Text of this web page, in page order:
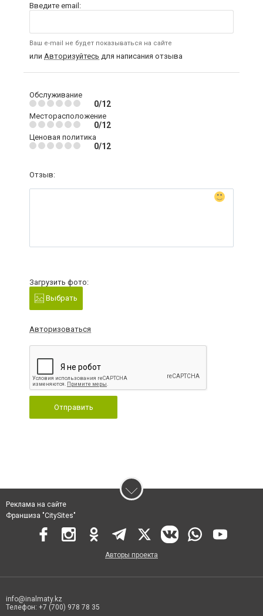
Введите email:
Ваш e-mail не будет показываться на сайте
или Авторизуйтесь для написания отзыва
Обслуживание
0/12
Месторасположение
0/12
Ценовая политика
0/12
Отзыв:
Загрузить фото:
Выбрать
Авторизоваться
Отправить
Реклама на сайте
Франшиза "CitySites"
Авторы проекта
info@inalmaty.kz
Телефон: +7 (700) 978 78 35